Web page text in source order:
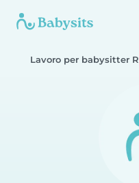
Lavoro per babysitter